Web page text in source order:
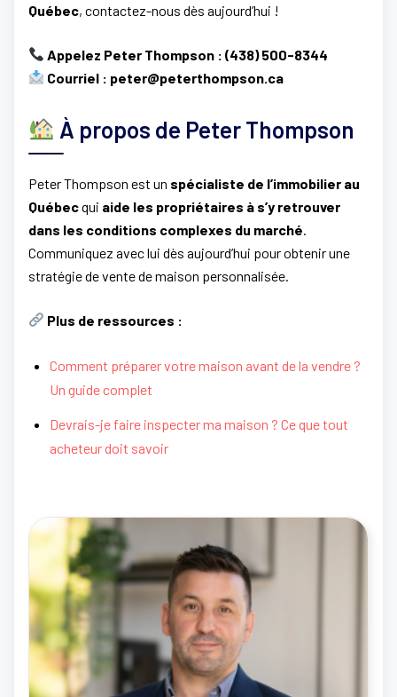
Québec, contactez-nous dès aujourd’hui !
Appelez Peter Thompson : (438) 500-8344
Courriel : peter@peterthompson.ca
À propos de Peter Thompson
Peter Thompson est un spécialiste de l’immobilier au
Québecqui aide les propriétaires à s’y retrouver
dans les conditions complexes du marché
Communiquez avec lui dès aujourd’hui pour obtenir une
stratégie de vente de maison personnalisée.
Plus de ressources :
Comment préparer votre maison avant de la vendre ?
Un guide complet
Devrais-je faire inspecter ma maison ? Ce que tout
acheteur doit savoir